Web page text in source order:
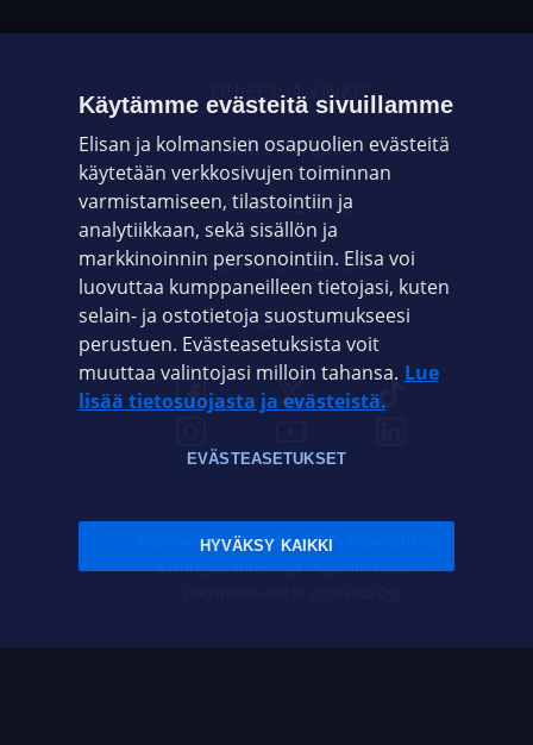
OHJEET JA VINKIT
OMAYHTEISÖ
VIANSELVITYS
ASIAKASPALVELU
ELISA.FI
Sopimusehdot Tietosuoja Evästeasetukset
Sääntelyviranomaiset Saavutettavuus
Käytämme evästeitä sivuillamme
Elisan ja kolmansien osapuolien evästeitä
käytetään verkkosivujen toiminnan
varmistamiseen, tilastointiin ja
analytiikkaan, sekä sisällön ja
markkinoinnin personointiin. Elisa voi
luovuttaa kumppaneilleen tietojasi, kuten
selain- ja ostotietoja suostumukseesi
perustuen. Evästeasetuksista voit
muuttaa valintojasi milloin tahansa. Lue
lisää tietosuojasta ja evästeistä.
EVÄSTEASETUKSET
HYVÄKSY KAIKKI